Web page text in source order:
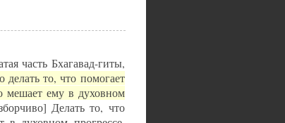
часть Бхагавад-гиты,
то, что помогает
мешает ему в духовном
Делать то, что